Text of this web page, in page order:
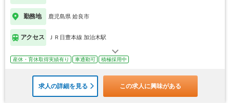
勤務地 鹿児島県 姶良市
アクセス ＪＲ日豊本線 加治木駅
産休・育休取得実績有り 車通勤可 積極採用中
求人の詳細を見る この求人に興味がある